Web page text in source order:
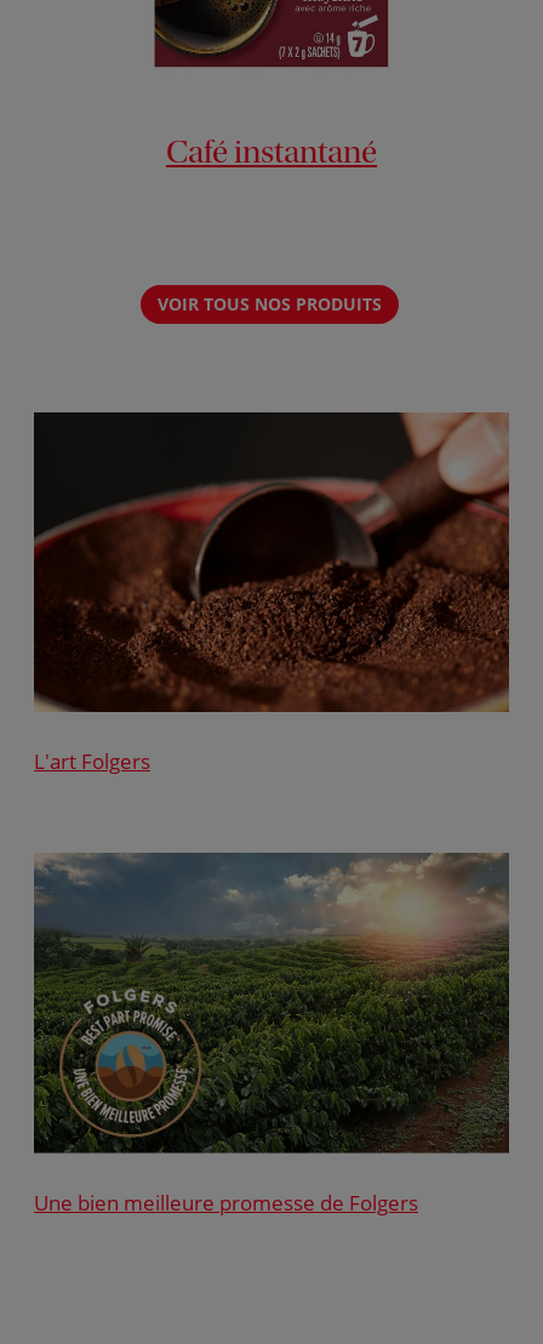
Café instantané
VOIR TOUS NOS PRODUITS
L'art Folgers
Une bien meilleure promesse de Folgers